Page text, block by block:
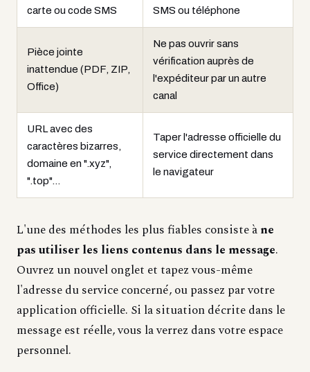
carte ou code SMS
SMS ou téléphone
Pièce jointe
inattendue (PDF, ZIP,
Office)
Ne pas ouvrir sans
vérification auprès de
l'expéditeur par un autre
canal
URL avec des
caractères bizarres,
domaine en ".xyz",
".top"…
Taper l'adresse officielle du
service directement dans
le navigateur
L'une des méthodes les plus fiables consiste àne
pas utiliser les liens contenus dans le message.
Ouvrez un nouvel onglet et tapez vous-même
l'adresse du service concerné, ou passez par votre
application officielle. Si la situation décrite dans le
message est réelle, vous la verrez dans votre espace
personnel.